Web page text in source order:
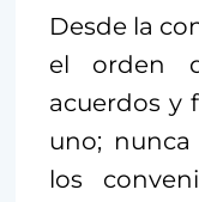
Desde la
el orden
acuerdos y
uno;
los